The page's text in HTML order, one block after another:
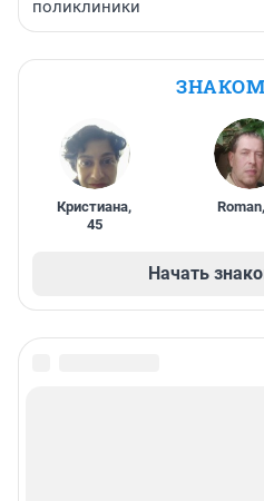
поликлиники
Кристиана,
45
Roman
Начать